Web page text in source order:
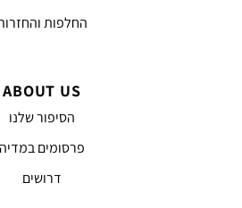
החלפות והחזרות
ABOUT US
הסיפור שלנו
פרסומים במדיה
דרושים